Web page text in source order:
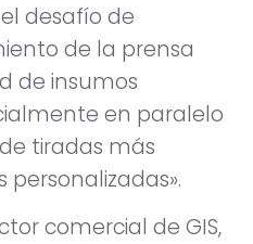
desafío de
de la prensa
de insumos
en paralelo
tiradas más
personalizadas».
comercial de GIS,